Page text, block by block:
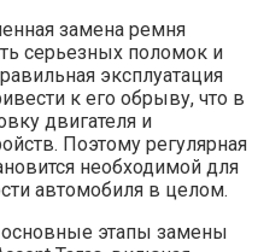
замена ремня
серьезных поломок и
эксплуатация
к его обрыву, что в
двигателя и
Поэтому регулярная
необходимой для
автомобиля в целом.
этапы замены